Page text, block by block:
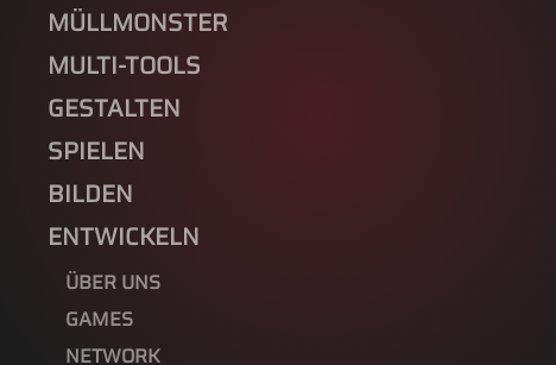
MÜLLMONSTER
MULTI-TOOLS
GESTALTEN
SPIELEN
BILDEN
ENTWICKELN
ÜBER UNS
GAMES
NETWORK